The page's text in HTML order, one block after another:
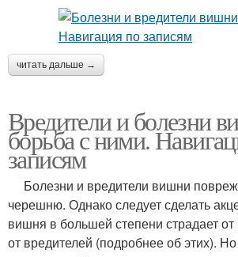
читать дальше →
Вредители и болезни
борьба с ними.
записям
Болезни и вредители вишни
черешню. Однако следует сделать
вишня в большей степени страдает
от вредителей (подробнее об этих).